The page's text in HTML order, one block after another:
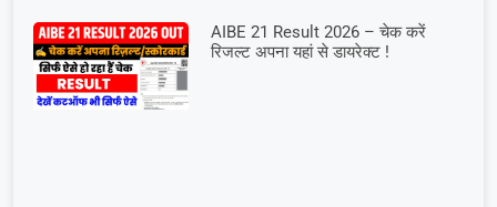
AIBE 21 Result 2026 – चेक करें
रिजल्ट अपना यहां से डायरेक्ट !